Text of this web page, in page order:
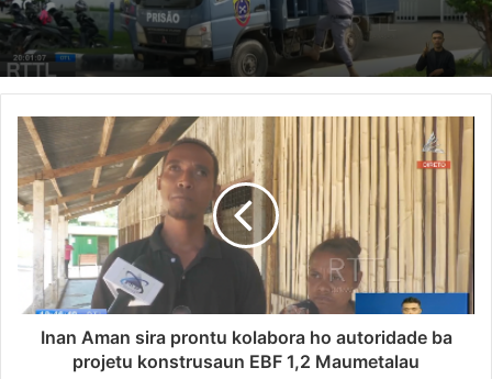
Inan Aman sira prontu kolabora ho autoridade ba
projetu konstrusaun EBF 1,2 Maumetalau